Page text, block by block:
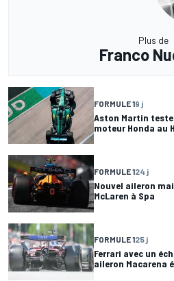
Plus de
Franco
FORMULE 19 j
Aston Martin
moteur Honda au
FORMULE 124 j
Nouvel aileron
McLaren à Spa
FORMULE 125 j
Ferrari avec un
aileron Macarena